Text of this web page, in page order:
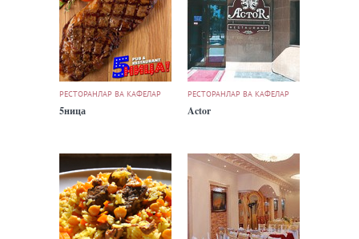
РЕСТОРАНЛАР ВА КАФЕЛАР
5ница
РЕСТОРАНЛАР ВА КАФЕЛАР
Actor